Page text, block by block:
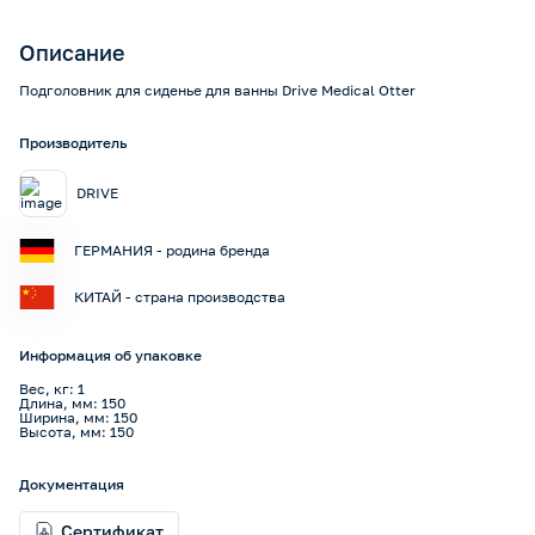
Описание
Подголовник для сиденье для ванны Drive Medical Otter
Производитель
DRIVE
ГЕРМАНИЯ - родина бренда
КИТАЙ - страна производства
Информация об упаковке
Вес, кг: 1
Длина, мм: 150
Ширина, мм: 150
Высота, мм: 150
Документация
Сертификат